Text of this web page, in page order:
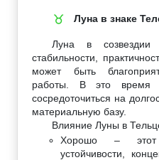
♉ Луна в знаке
Луна в
стабильности,
может быть
работы. В это время
сосредоточиться на
материальную базу.
Влияние Луны в
Хорошо – этот
устойчивости,